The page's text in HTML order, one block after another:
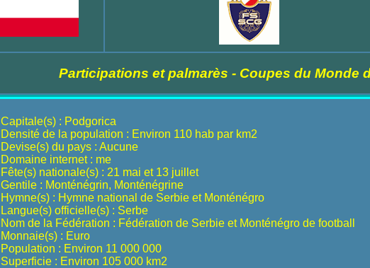
Participations et palmarès - Coupes du Monde
Capitale(s) : Podgorica
Densité de la population : Environ 110 hab par km2
Devise(s) du pays : Aucune
Domaine internet : me
Fête(s) nationale(s) : 21 mai et 13 juillet
Gentile : Monténégrin, Monténégrine
Hymne(s) : Hymne national de Serbie et Monténégro
Langue(s) officielle(s) : Serbe
Nom de la Fédération : Fédération de Serbie et Monténégro de football
Monnaie(s) : Euro
Population : Environ 11 000 000
Superficie : Environ 105 000 km2